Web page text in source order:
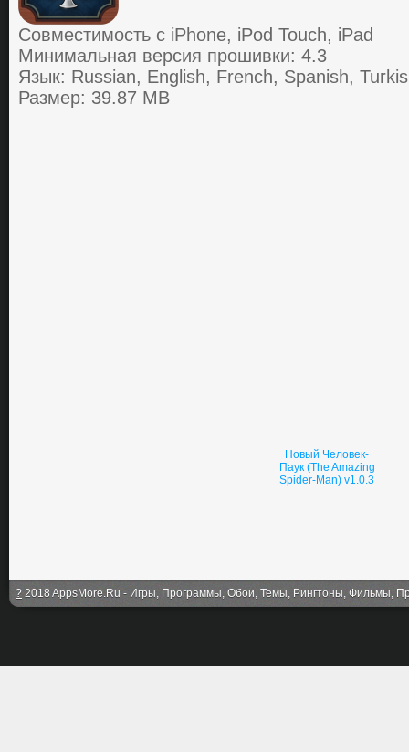
Совместимость с iPhone, iPod Touch, iPad
Минимальная версия прошивки: 4.3
Язык: Russian, English, French, Spanish,
Размер: 39.87 MB
Новый Человек-
Паук (The Amazing
Spider-Man) v1.0.3
? 2018 AppsMore.Ru - Игры, Программы, Обои, Темы, Рингтоны, Фильмы,